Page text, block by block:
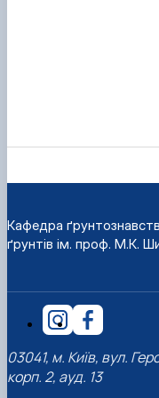
Кафедра
ґрунтів ім. проф. М.К.
03041, м. Київ, вул.
корп. 2, ауд. 13